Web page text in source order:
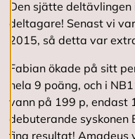
innehåll som är
intressant för dig.
Du har kontroll över
cookiepreferenser
och kan ändra dem
när som helst. Läs
mer om våra
Den sjätte
deltagare! Senast vi
2015, så detta var
Fabian ökade på sitt
hela 9 poäng, och i
vann på 199 p, endast
debuterande syskonen
fina resultat! Amadeus